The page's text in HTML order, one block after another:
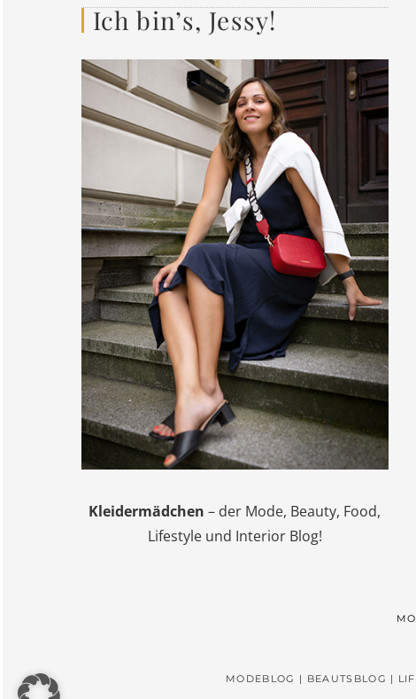
Ich bin’s, Jessy!
Kleidermädchen – der Mode, Beauty, Food,
Lifestyle und Interior Blog!
MODEBLOG | BEAUTSBLOG |